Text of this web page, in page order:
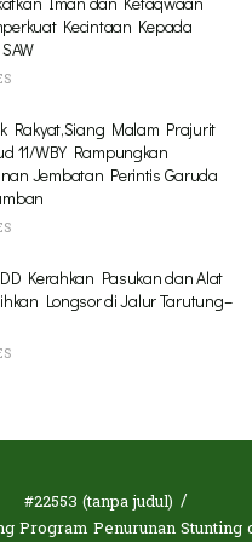
Kecintaan Kepada
Rakyat,Siang Malam Prajurit
11/WBY Rampungkan
Jembatan Perintis Garuda
Kerahkan Pasukan dan Alat
Longsor di Jalur Tarutung–
#22553 (tanpa judul)
Program Penurunan